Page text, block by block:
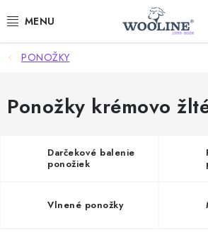
na
AKCIE
OBLEČENIE Z VLNY
DOMOV A SPANIE
SAUNA A ZDRAVIE
PONOŽKY
Ponožky krémovo
Darčekové balenie
ponožiek
Vlnené ponožky